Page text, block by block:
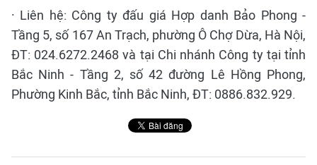
· Liên hệ: Công ty đấu giá Hợp danh Bảo Phong -
Tầng 5, số 167 An Trạch, phường Ô Chợ Dừa, Hà Nội,
ĐT: 024.6272.2468 và tại Chi nhánh Công ty tại tỉnh
Bắc Ninh - Tầng 2, số 42 đường Lê Hồng Phong,
Phường Kinh Bắc, tỉnh Bắc Ninh, ĐT: 0886.832.929.